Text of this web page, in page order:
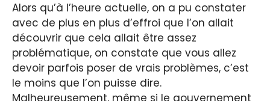
Alors qu’à l’heure actuelle, on a pu constater
avec de plus en plus d’effroi que l’on allait
découvrir que cela allait être assez
problématique, on constate que vous allez
devoir parfois poser de vrais problèmes, c’est
le moins que l’on puisse dire.